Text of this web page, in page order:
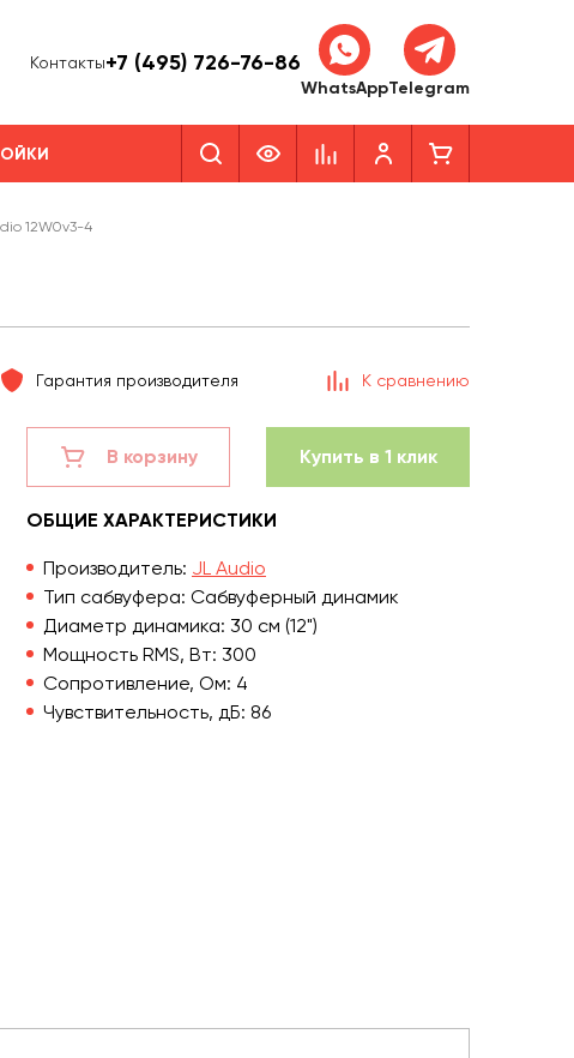
Контакты+7 (495) 726-76-86
WhatsAppTelegram
12W0v3-4
Гарантия производителя К сравнению
В корзину Купить в 1 клик
ОБЩИЕ ХАРАКТЕРИСТИКИ
Производитель: JL Audio
Тип сабвуфера: Сабвуферный динамик
Диаметр динамика: 30 см (12")
Мощность RMS, Вт: 300
Сопротивление, Ом: 4
Чувствительность, дБ: 86